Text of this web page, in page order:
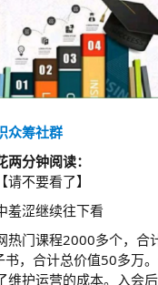
众筹社群
分钟阅读：
不要看了】
羞涩继续往下看
热门课程2000多个，合
，合计总价值50多万。
维护运营的成本。入会后